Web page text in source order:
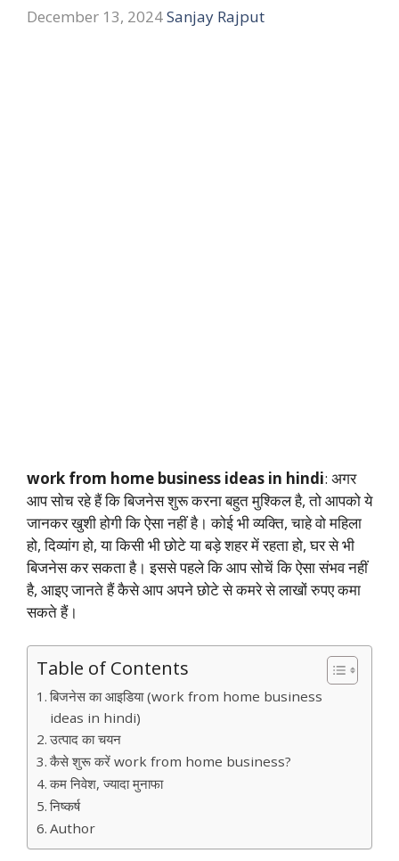
December 13, 2024Sanjay Rajput
work from home business ideas in hindi: अगर
आप सोच रहे हैं कि बिजनेस शुरू करना बहुत मुश्किल है, तो आपको ये
जानकर खुशी होगी कि ऐसा नहीं है। कोई भी व्यक्ति, चाहे वो महिला
हो, दिव्यांग हो, या किसी भी छोटे या बड़े शहर में रहता हो, घर से भी
बिजनेस कर सकता है। इससे पहले कि आप सोचें कि ऐसा संभव नहीं
है, आइए जानते हैं कैसे आप अपने छोटे से कमरे से लाखों रुपए कमा
सकते हैं।
Table of Contents
बिजनेस का आइडिया (work from home business
ideas in hindi)
उत्पाद का चयन
कैसे शुरू करें work from home business?
कम निवेश, ज्यादा मुनाफा
निष्कर्ष
Author